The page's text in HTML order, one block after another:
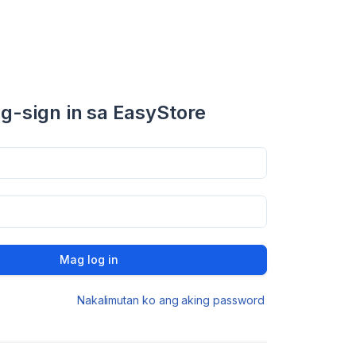
sign in sa EasyStore
Mag log in
Nakalimutan ko ang aking password